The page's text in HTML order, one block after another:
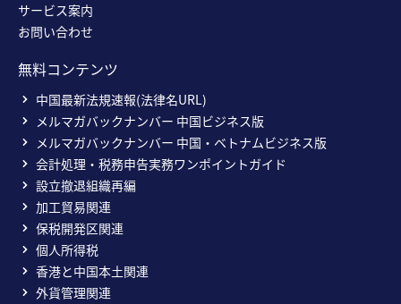
サービス案内
お問い合わせ
無料コンテンツ
中国最新法規速報(法律名URL)
メルマガバックナンバー 中国ビジネス版
メルマガバックナンバー 中国・ベトナムビジネス版
会計処理・税務申告実務ワンポイントガイド
設立撤退組織再編
加工貿易関連
保税開発区関連
個人所得税
香港と中国本土関連
外貨管理関連